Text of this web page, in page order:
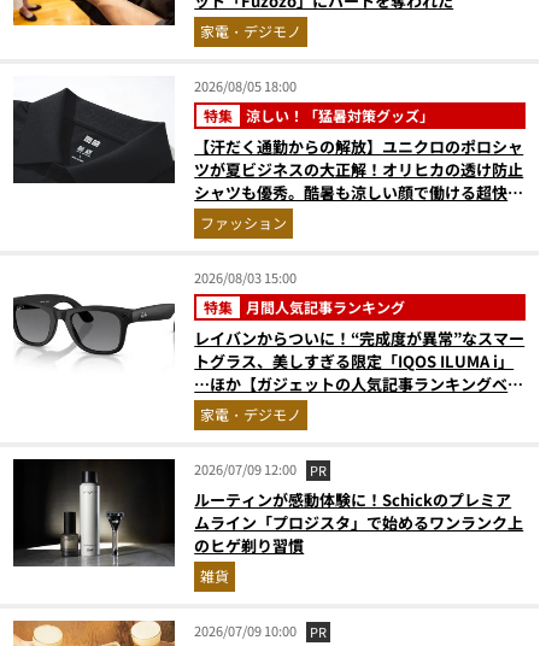
家電・デジモノ
2026/08/05 18:00
特集 涼しい！「猛暑対策グッズ」
【汗だく通勤からの解放】ユニクロのポロシャ
ツが夏ビジネスの大正解！オリヒカの透け防止
シャツも優秀。酷暑も涼しい顔で働ける超快適
ウエアの実力
ファッション
2026/08/03 15:00
特集 月間人気記事ランキング
レイバンからついに！“完成度が異常”なスマー
トグラス、美しすぎる限定「IQOS ILUMA i」
…ほか【ガジェットの人気記事ランキングベス
ト3】（2026年6月版）
家電・デジモノ
2026/07/09 12:00 PR
ルーティンが感動体験に！Schickのプレミア
ムライン「プロジスタ」で始めるワンランク上
のヒゲ剃り習慣
雑貨
2026/07/09 10:00 PR